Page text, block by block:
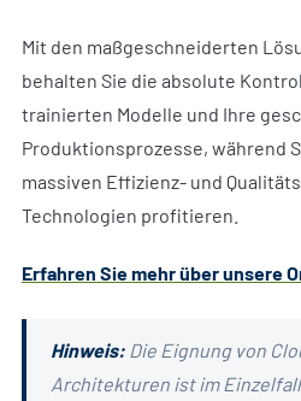
Mit den maßgeschneiderten
behalten Sie die absolute
trainierten Modelle und Ihre
Produktionsprozesse, während
massiven Effizienz- und
Technologien profitieren.
Erfahren Sie mehr über unsere
Hinweis:Die Eignung von
Architekturen ist im